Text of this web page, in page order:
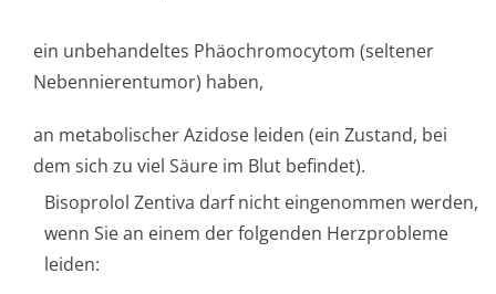
ein unbehandeltes Phäochromocytom (seltener
Nebennierentu­mor) haben,
an metabolischer Azidose leiden (ein Zustand, bei
dem sich zu viel Säure im Blut befindet).
Bisoprolol Zentiva darf nicht eingenommen werden,
wenn Sie an einem der folgenden Herzprobleme
leiden: